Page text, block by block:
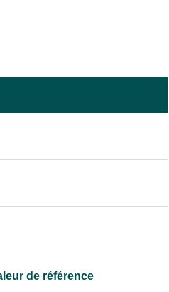
de référence